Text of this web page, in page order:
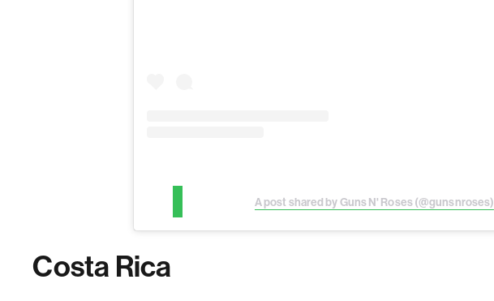
A post shared by Guns N' Roses (@gunsnroses)
Costa Rica